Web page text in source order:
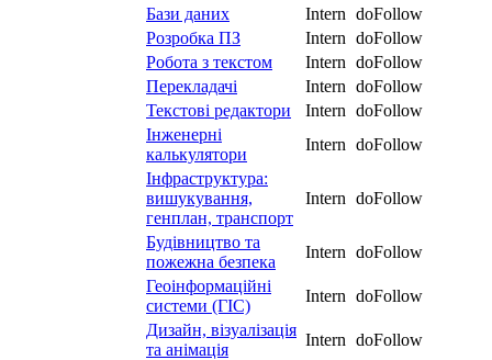
Бази даних
Intern doFollow
Розробка ПЗ
Intern doFollow
Робота з текстом
Intern doFollow
Перекладачі
Intern doFollow
Текстові редактори
Intern doFollow
Інженерні
калькулятори
Intern doFollow
Інфраструктура:
вишукування,
генплан, транспорт
Intern doFollow
Будівництво та
пожежна безпека
Intern doFollow
Геоінформаційні
системи (ГІС)
Intern doFollow
Дизайн, візуалізація
та анімація
Intern doFollow